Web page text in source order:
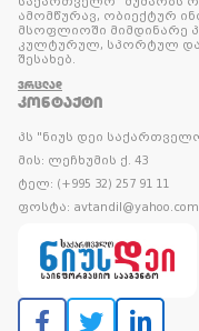
ამომწურავ, ობიექტურ
მსოფლიოში მიმდინარე
კულტურულ, სპორტულ და
შესახებ.
ᲕᲠᲪᲚᲐᲓ
ᲙᲝᲜᲢᲐᲥᲢᲘ
პს "ნიუს დეი
მის: ლეჩხუმის ქ. 43
ტელ: (+995 32) 257 91 11
ფოსტა: avtandil@yahoo.com